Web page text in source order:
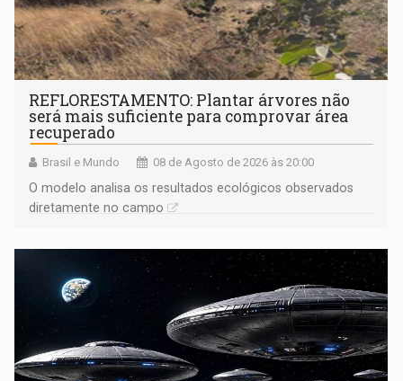
REFLORESTAMENTO: Plantar árvores não
será mais suficiente para comprovar área
recuperado
Brasil e Mundo 08 de Agosto de 2026 às 20:00
O modelo analisa os resultados ecológicos observados
diretamente no campo